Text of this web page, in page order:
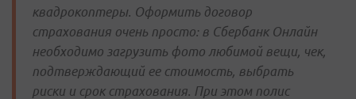
квадрокоптеры. Оформить договор
страхования очень просто: в Сбербанк Онлайн
необходимо загрузить фото любимой вещи, чек,
подтверждающий ее стоимость, выбрать
риски и срок страхования. При этом полис